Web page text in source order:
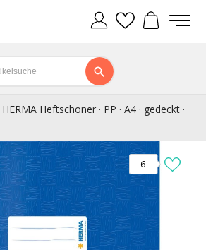
HERMA Heftschoner · PP · A4 · gedeckt ·
6